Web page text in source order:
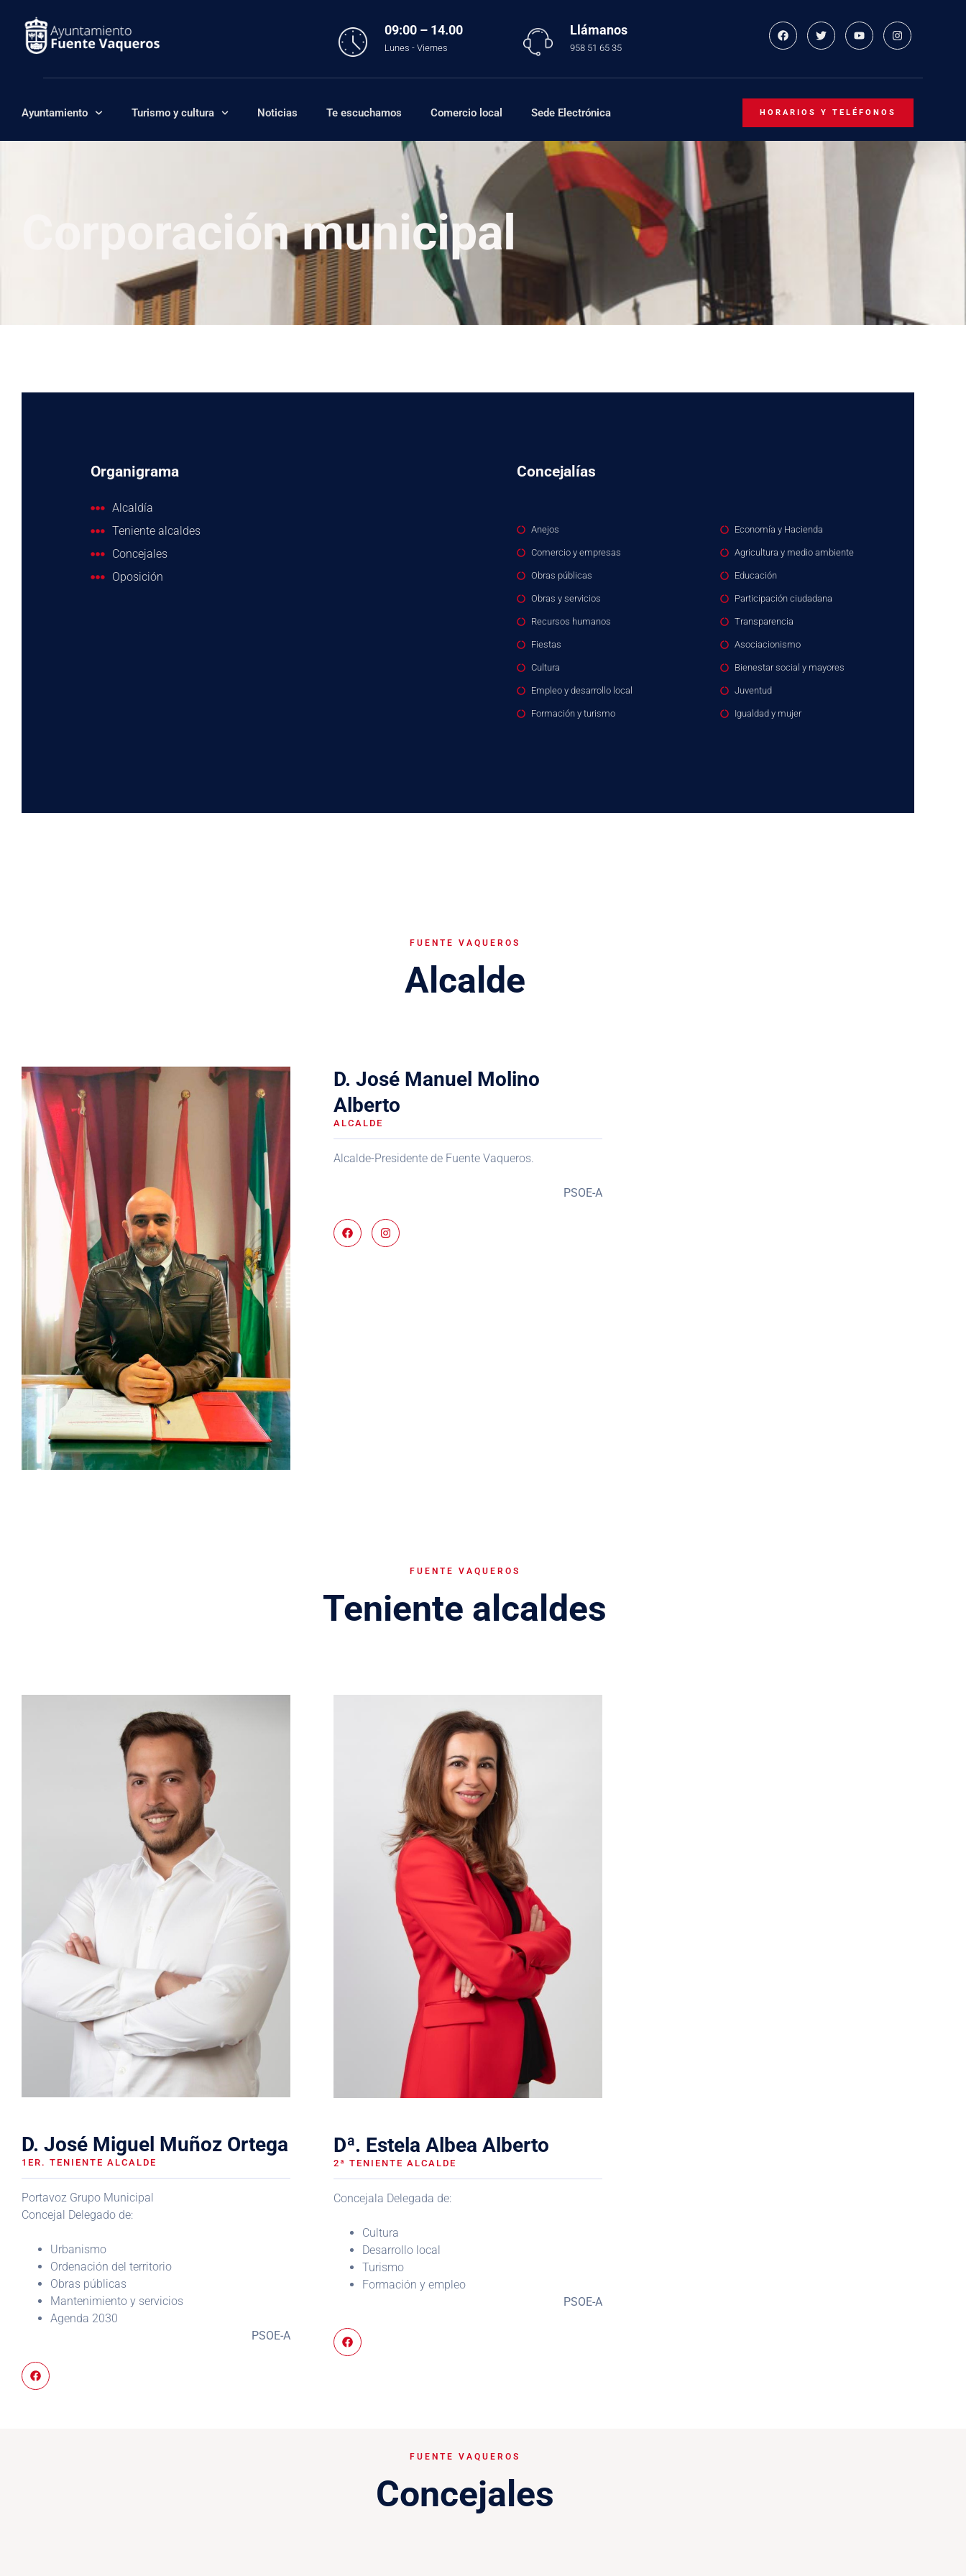
09:00 – 14.00
Lunes - Viernes
Llámanos
958 51 65 35
Ayuntamiento Turismo y cultura Noticias Te escuchamos Comercio local Sede Electrónica HORARIOS Y TELÉFONOS
Corporación municipal
Organigrama
Alcaldía
Teniente alcaldes
Concejales
Oposición
Concejalías
Anejos
Comercio y empresas
Obras públicas
Obras y servicios
Recursos humanos
Fiestas
Cultura
Empleo y desarrollo local
Formación y turismo
Economía y Hacienda
Agricultura y medio ambiente
Educación
Participación ciudadana
Transparencia
Asociacionismo
Bienestar social y mayores
Juventud
Igualdad y mujer
FUENTE VAQUEROS
Alcalde
D. José Manuel Molino
Alberto
ALCALDE
Alcalde-Presidente de Fuente Vaqueros.
PSOE-A
FUENTE VAQUEROS
Teniente alcaldes
D. José Miguel Muñoz Ortega
1ER. TENIENTE ALCALDE
Portavoz Grupo Municipal
Concejal Delegado de:
Urbanismo
Ordenación del territorio
Obras públicas
Mantenimiento y servicios
Agenda 2030
PSOE-A
Dª. Estela Albea Alberto
2ª TENIENTE ALCALDE
Concejala Delegada de:
Cultura
Desarrollo local
Turismo
Formación y empleo
PSOE-A
FUENTE VAQUEROS
Concejales